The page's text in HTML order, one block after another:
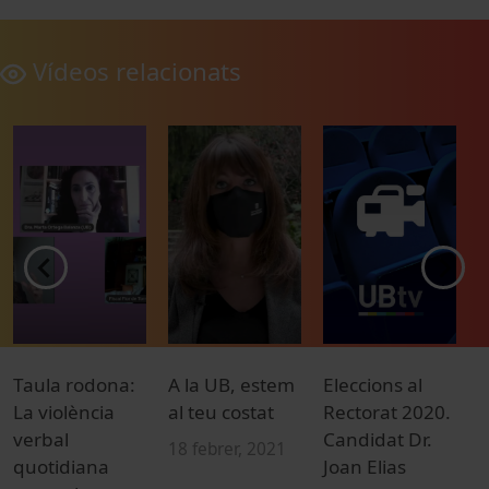
Vídeos relacionats
Taula rodona:
La violència
verbal
quotidiana
A la UB, estem
al teu costat
18 febrer, 2021
Eleccions al
Rectorat 2020.
Candidat Dr.
Joan Elias